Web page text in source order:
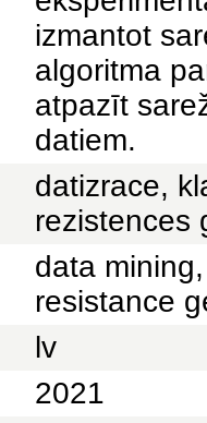
izmantot
algoritma
atpazīt
datiem.
datizrace,
rezistences
data
resistance
lv
2021